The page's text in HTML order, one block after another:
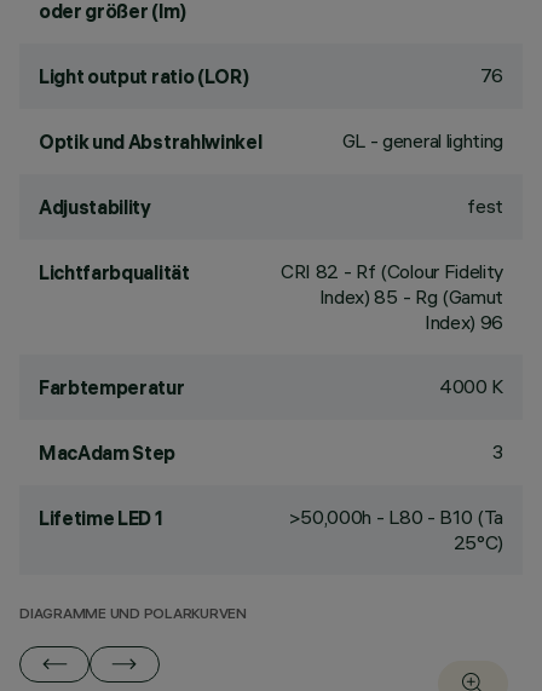
oder größer (lm)
Light output ratio (LOR) 76
Optik und Abstrahlwinkel GL - general lighting
Adjustability fest
Lichtfarbqualität CRI 82 - Rf (Colour Fidelity
Index) 85 - Rg (Gamut
Index) 96
Farbtemperatur 4000 K
MacAdam Step 3
Lifetime LED 1
>50,000h - L80 - B10 (Ta
25°C)
DIAGRAMME UND POLARKURVEN